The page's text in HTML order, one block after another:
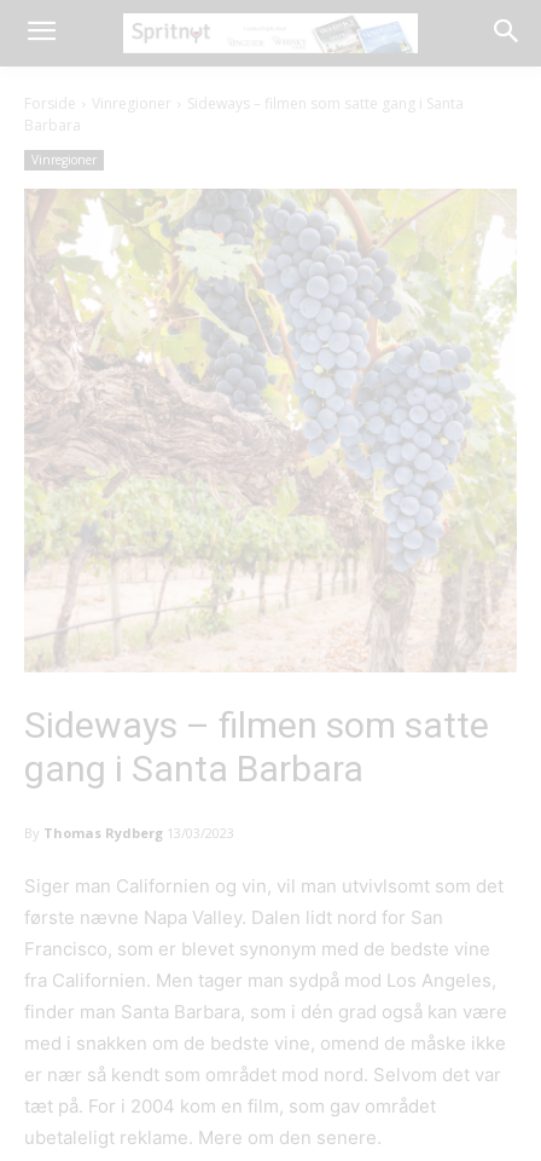
Forside Vinregioner
Sideways – filmen som satte gang i Santa
Barbara
Vinregioner
Sideways – filmen som satte
gang i Santa Barbara
By Thomas Rydberg 13/03/2023
Siger man Californien og vin, vil man utvivlsomt som det
første nævne Napa Valley. Dalen lidt nord for San
Francisco, som er blevet synonym med de bedste vine
fra Californien. Men tager man sydpå mod Los Angeles,
finder man Santa Barbara, som i dén grad også kan være
med i snakken om de bedste vine, omend de måske ikke
er nær så kendt som området mod nord. Selvom det var
tæt på. For i 2004 kom en film, som gav området
ubetaleligt reklame. Mere om den senere.